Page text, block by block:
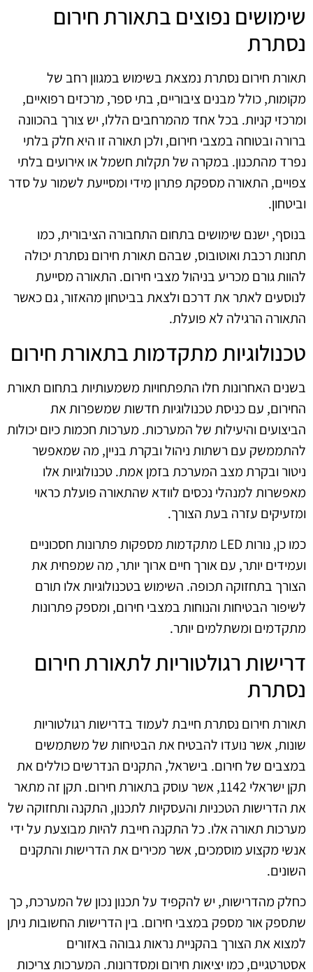
שימושים נפוצים בתאורת חירום
נסתרת
תאורת חירום נסתרת נמצאת בשימוש במגוון רחב של
מקומות, כולל מבנים ציבוריים, בתי ספר, מרכזים רפואיים,
ומרכזי קניות. בכל אחד מהמרחבים הללו, יש צורך בהכוונה
ברורה ובטוחה במצבי חירום, ולכן תאורה זו היא חלק בלתי
נפרד מהתכנון. במקרה של תקלות חשמל או אירועים בלתי
צפויים, התאורה מספקת פתרון מידי ומסייעת לשמור על סדר
וביטחון.
בנוסף, ישנם שימושים בתחום התחבורה הציבורית, כמו
תחנות רכבת ואוטובוס, שבהם תאורת חירום נסתרת יכולה
להוות גורם מכריע בניהול מצבי חירום. התאורה מסייעת
לנוסעים לאתר את דרכם ולצאת בביטחון מהאזור, גם כאשר
התאורה הרגילה לא פועלת.
טכנולוגיות מתקדמות בתאורת חירום
בשנים האחרונות חלו התפתחויות משמעותיות בתחום תאורת
החירום, עם כניסת טכנולוגיות חדשות שמשפרות את
הביצועים והיעילות של המערכות. מערכות חכמות כיום יכולות
להתממשק עם רשתות ניהול ובקרת בניין, מה שמאפשר
ניטור ובקרת מצב המערכת בזמן אמת. טכנולוגיות אלו
מאפשרות למנהלי נכסים לוודא שהתאורה פועלת כראוי
ומזעיקים עזרה בעת הצורך.
כמו כן, נורות LED מתקדמות מספקות פתרונות חסכוניים
ועמידים יותר, עם אורך חיים ארוך יותר, מה שמפחית את
הצורך בתחזוקה תכופה. השימוש בטכנולוגיות אלו תורם
לשיפור הבטיחות והנוחות במצבי חירום, ומספק פתרונות
מתקדמים ומשתלמים יותר.
דרישות רגולטוריות לתאורת חירום
נסתרת
תאורת חירום נסתרת חייבת לעמוד בדרישות רגולטוריות
שונות, אשר נועדו להבטיח את הבטיחות של משתמשים
במצבים של חירום. בישראל, התקנים הנדרשים כוללים את
תקן ישראלי 1142, אשר עוסק בתאורת חירום. תקן זה מתאר
את הדרישות הטכניות והעסקיות לתכנון, התקנה ותחזוקה של
מערכות תאורה אלו. כל התקנה חייבת להיות מבוצעת על ידי
אנשי מקצוע מוסמכים, אשר מכירים את הדרישות והתקנים
השונים.
כחלק מהדרישות, יש להקפיד על תכנון נכון של המערכת, כך
שתספק אור מספק במצבי חירום. בין הדרישות החשובות ניתן
למצוא את הצורך בהקניית נראות גבוהה באזורים
אסטרטגיים, כמו יציאות חירום ומסדרונות. המערכות צריכות